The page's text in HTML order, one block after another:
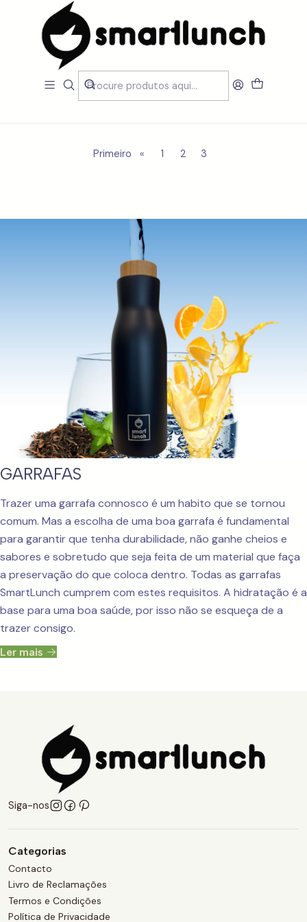
LOJA Garrafas
Garrafas
Filtros
Primeiro « 1 2 3
GARRAFAS
Trazer uma garrafa connosco é um habito que se tornou
comum. Mas a escolha de uma boa garrafa é fundamental
para garantir que tenha durabilidade, não ganhe cheios e
sabores e sobretudo que seja feita de um material que faça
a preservação do que coloca dentro. Todas as garrafas
SmartLunch cumprem com estes requisitos. A hidratação é a
base para uma boa saúde, por isso não se esqueça de a
trazer consigo.
Ler mais
Siga-nos
Categorias
Contacto
Livro de Reclamações
Termos e Condições
Política de Privacidade